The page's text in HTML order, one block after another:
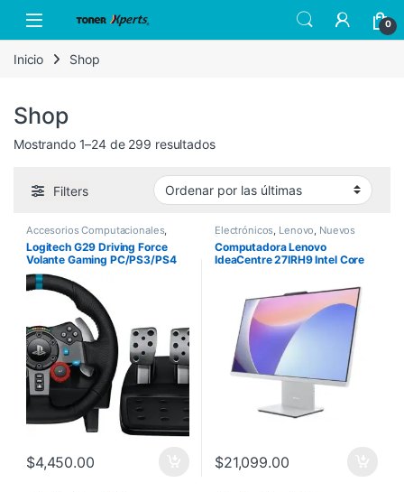
Open 0
Inicio Shop
Shop
Mostrando 1–24 de 299 resultadosSorted by latest
Filters
Accesorios Computacionales,
Logitech Nuevos Productos
Logitech G29 Driving Force
Volante Gaming PC/PS3/PS4
$4,450.00
Electrónicos Lenovo Nuevos
Computadora Lenovo
IdeaCentre 27IRH9 Intel Core
512GB SSD Windows 11 Home
$21,099.00